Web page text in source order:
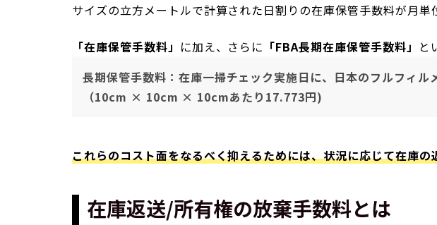
サイズの立方メートルで計算された日割りの在庫保管手数料が月単
「在庫保管手数料」 に加え、さらに 「FBA長期在庫保管手数料」 と
長期保管手数料：在庫一掃チェック実施日に、日本のフルフィ
（10cm × 10cm × 10cmあたり17.773円)
これらのコスト面をなるべく抑えるためには、状況に応じて在庫
在庫返送/所有権の放棄手数料とは